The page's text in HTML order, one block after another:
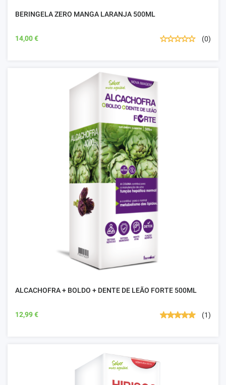
BERINGELA ZERO MANGA LARANJA 500ML
14,00 € (0)
ALCACHOFRA + BOLDO + DENTE DE LEÃO FORTE 500ML
12,99 € (1)